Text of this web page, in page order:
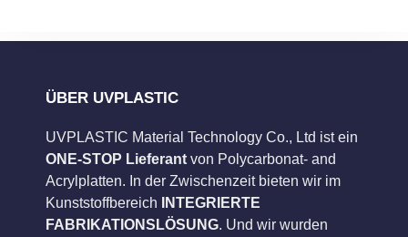
ÜBER UVPLASTIC
UVPLASTIC Material Technology Co., Ltd ist ein
ONE-STOP Lieferant von Polycarbonat- and
Acrylplatten. In der Zwischenzeit bieten wir im
Kunststoffbereich
INTEGRIERTE
FABRIKATIONSLÖSUNG. Und wir wurden